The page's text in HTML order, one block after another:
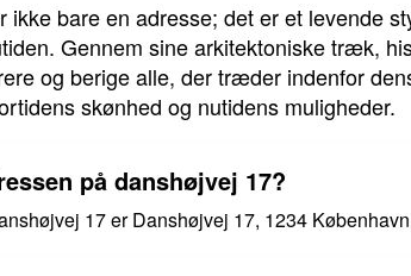
ikke bare en adresse; det er et levende
Gennem sine arkitektoniske træk,
og berige alle, der træder indenfor
skønhed og nutidens muligheder.
på danshøjvej 17?
17 er Danshøjvej 17, 1234